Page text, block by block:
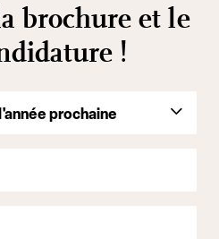
brochure et le
!